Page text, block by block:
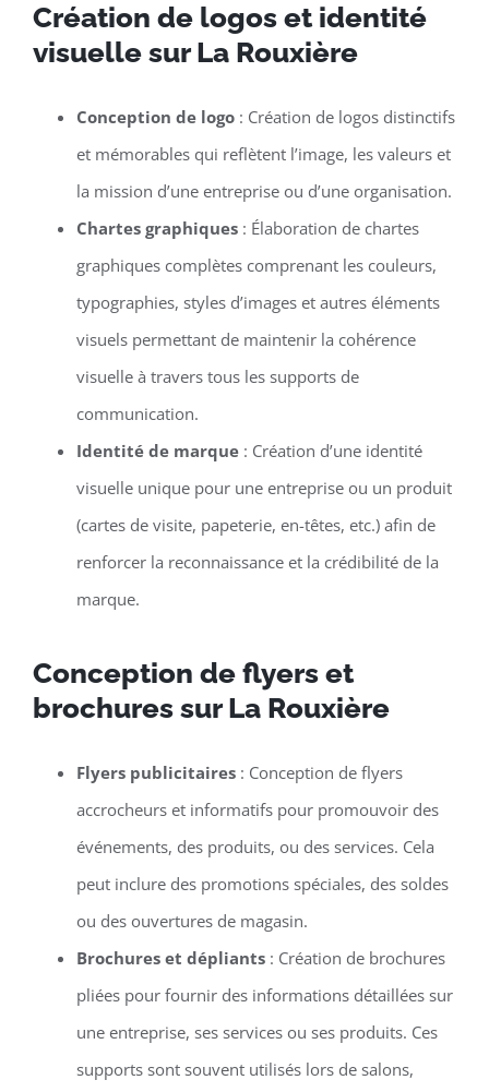
Création de logos et identité
visuelle sur La Rouxière
Conception de logo: Création de logos distinctifs
et mémorables qui reflètent l’image, les valeurs et
la mission d’une entreprise ou d’une organisation.
Chartes graphiques: Élaboration de chartes
graphiques complètes comprenant les couleurs,
typographies, styles d’images et autres éléments
visuels permettant de maintenir la cohérence
visuelle à travers tous les supports de
communication.
Identité de marque: Création d’une identité
visuelle unique pour une entreprise ou un produit
(cartes de visite, papeterie, en-têtes, etc.) afin de
renforcer la reconnaissance et la crédibilité de la
marque.
Conception de flyers et
brochures sur La Rouxière
Flyers publicitaires: Conception de flyers
accrocheurs et informatifs pour promouvoir des
événements, des produits, ou des services. Cela
peut inclure des promotions spéciales, des soldes
ou des ouvertures de magasin.
Brochures et dépliants: Création de brochures
pliées pour fournir des informations détaillées sur
une entreprise, ses services ou ses produits. Ces
supports sont souvent utilisés lors de salons,